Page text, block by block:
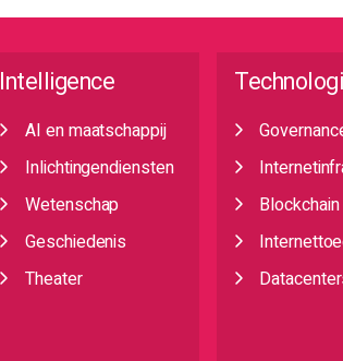
Intelligence
AI en maatschappij
Inlichtingendiensten
Wetenschap
Geschiedenis
Theater